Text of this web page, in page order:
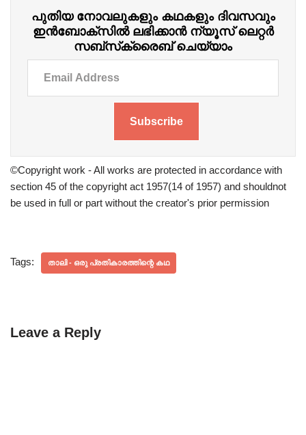
പുതിയ നോവലുകളും കഥകളും ദിവസവും
ഇന്‍ബോക്‌സില്‍ ലഭിക്കാന്‍ ന്യൂസ് ലെറ്റർ
സബ്‌സ്‌ക്രൈബ് ചെയ്യാം
Subscribe
©Copyright work - All works are protected in accordance with
section 45 of the copyright act 1957(14 of 1957) and shouldnot
be used in full or part without the creator's prior permission
Tags: താലി - ഒരു പ്രതികാരത്തിന്റെ കഥ
Leave a Reply